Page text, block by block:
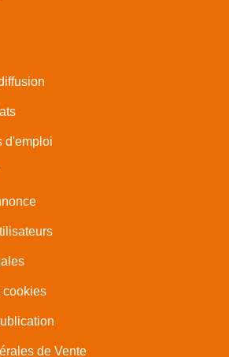
d'emploi
cookies
de Vente